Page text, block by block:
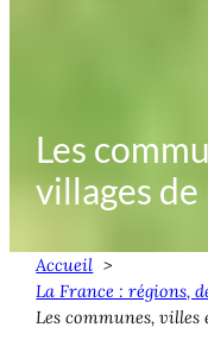
Les
villages de
Accueil
La France : régions,
Les communes, villes